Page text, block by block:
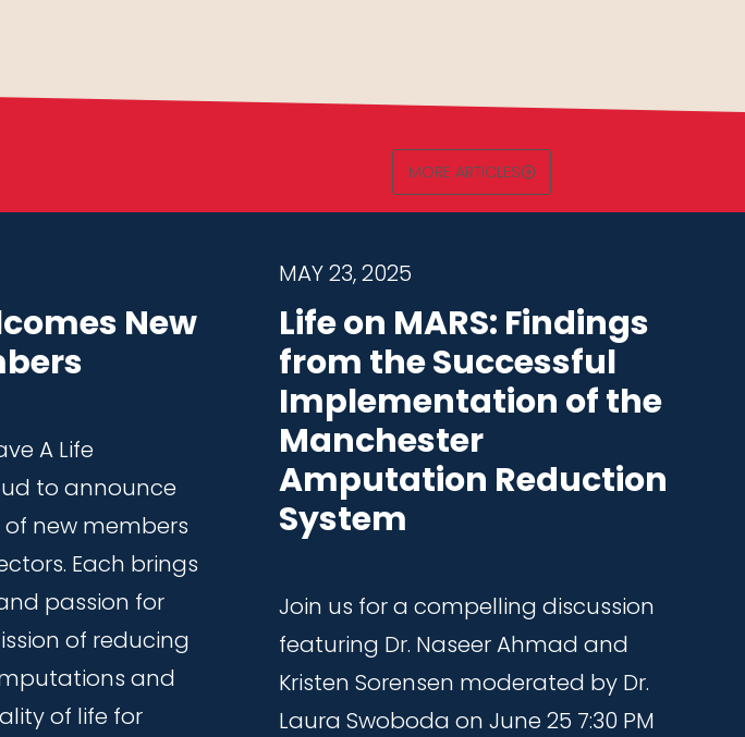
MORE ARTICLES
New
A Life
to announce
new members
Each brings
passion for
of reducing
and
of life for
MAY 23, 2025
Life on MARS: Findings
from the Successful
Implementation of the
Manchester
Amputation Reduction
System
Join us for a compelling discussion
featuring Dr. Naseer Ahmad and
Kristen Sorensen moderated by Dr.
Laura Swoboda on June 25 7:30 PM